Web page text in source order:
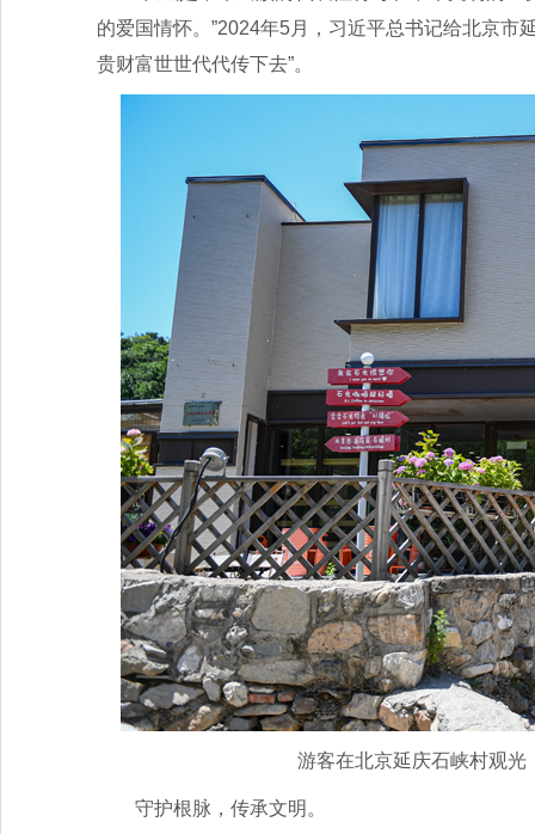
的爱国情怀。”2024年5月，习近平总书记给北京市
贵财富世世代代传下去”。
游客在北京延庆石峡村观光
守护根脉，传承文明。